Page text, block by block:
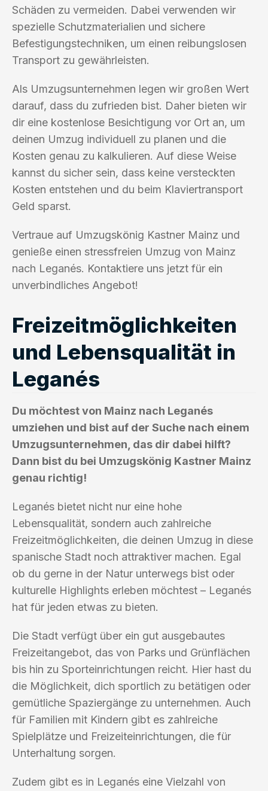
Schäden zu vermeiden. Dabei verwenden wir
spezielle Schutzmaterialien und sichere
Befestigungstechniken, um einen reibungslosen
Transport zu gewährleisten.
Als Umzugsunternehmen legen wir großen Wert
darauf, dass du zufrieden bist. Daher bieten wir
dir eine kostenlose Besichtigung vor Ort an, um
deinen Umzug individuell zu planen und die
Kosten genau zu kalkulieren. Auf diese Weise
kannst du sicher sein, dass keine versteckten
Kosten entstehen und du beim Klaviertransport
Geld sparst.
Vertraue auf Umzugskönig Kastner Mainz und
genieße einen stressfreien Umzug von Mainz
nach Leganés. Kontaktiere uns jetzt für ein
unverbindliches Angebot!
Freizeitmöglichkeiten
und Lebensqualität in
Leganés
Du möchtest von Mainz nach Leganés
umziehen und bist auf der Suche nach einem
Umzugsunternehmen, das dir dabei hilft?
Dann bist du bei Umzugskönig Kastner Mainz
genau richtig!
Leganés bietet nicht nur eine hohe
Lebensqualität, sondern auch zahlreiche
Freizeitmöglichkeiten, die deinen Umzug in diese
spanische Stadt noch attraktiver machen. Egal
ob du gerne in der Natur unterwegs bist oder
kulturelle Highlights erleben möchtest – Leganés
hat für jeden etwas zu bieten.
Die Stadt verfügt über ein gut ausgebautes
Freizeitangebot, das von Parks und Grünflächen
bis hin zu Sporteinrichtungen reicht. Hier hast du
die Möglichkeit, dich sportlich zu betätigen oder
gemütliche Spaziergänge zu unternehmen. Auch
für Familien mit Kindern gibt es zahlreiche
Spielplätze und Freizeiteinrichtungen, die für
Unterhaltung sorgen.
Zudem gibt es in Leganés eine Vielzahl von